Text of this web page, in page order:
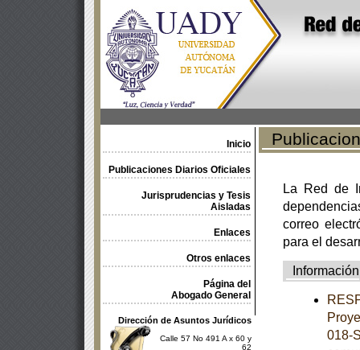
Inicio
Publicaciones Diarios Oficiales
Jurisprudencias y Tesis
Aisladas
Enlaces
Otros enlaces
Página del
Abogado General
Dirección de Asuntos Jurídicos
Calle 57 No 491 A x 60 y
62
La Red de
correo
para el
Información
018-